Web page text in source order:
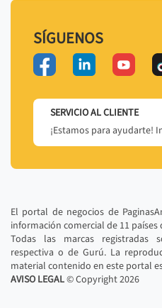
SÍGUENOS
SERVICIO AL CLIENTE
¡Estamos para ayudarte!
El portal de negocios de
información comercial de 11 países
Todas las marcas registradas
respectiva o de Gurú. La
material contenido en este portal
AVISO LEGAL© Copyright2026